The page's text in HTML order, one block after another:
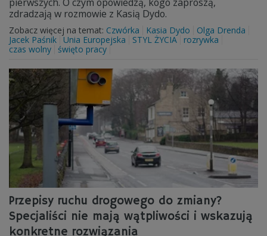
zdradzają w rozmowie z Kasią Dydo.
Zobacz więcej na temat: Czwórka Kasia Dydo
Olga Drenda
Jacek Paśnik Unia Europejska STYL ŻYCIA
rozrywka
czas wolny święto pracy
Przepisy ruchu drogowego do zmiany?
Specjaliści nie mają wątpliwości i wskazują
konkretne rozwiązania